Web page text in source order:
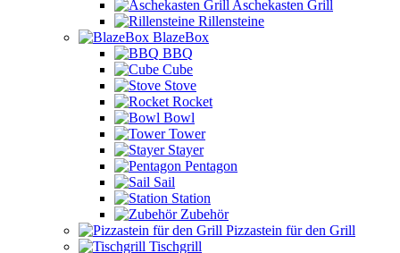
Aschekasten Grill
Rillensteine
BlazeBox
BBQ
Cube
Stove
Rocket
Bowl
Tower
Stayer
Pentagon
Sail
Station
Zubehör
Pizzastein für den Grill
Tischgrill